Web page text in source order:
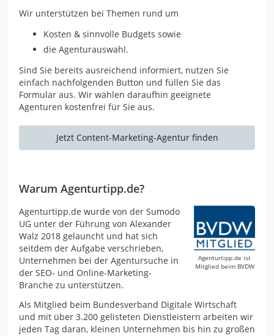
Wir unterstützen bei Themen rund um
Kosten & sinnvolle Budgets sowie
die Agenturauswahl.
Sind Sie bereits ausreichend informiert, nutzen Sie
einfach nachfolgenden Button und füllen Sie das
Formular aus. Wir wählen daraufhin geeignete
Agenturen kostenfrei für Sie aus.
Jetzt Content-Marketing-Agentur finden
Warum Agenturtipp.de?
Agenturtipp.de ist
Mitglied beim BVDW
Agenturtipp.de wurde von der Sumodo
UG unter der Führung von Alexander
Walz 2018 gelauncht und hat sich
seitdem der Aufgabe verschrieben,
Unternehmen bei der Agentursuche in
der SEO- und Online-Marketing-
Branche zu unterstützen.
Als Mitglied beim Bundesverband Digitale Wirtschaft
und mit über 3.200 gelisteten Dienstleistern arbeiten wir
jeden Tag daran, kleinen Unternehmen bis hin zu großen